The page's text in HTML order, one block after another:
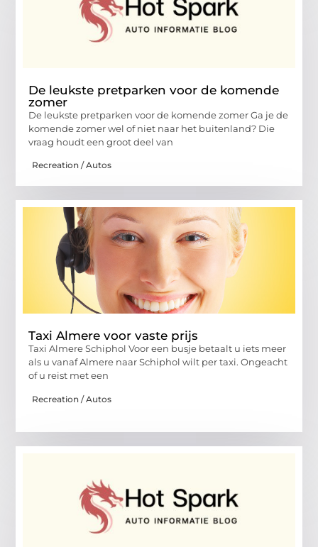
De leukste pretparken voor de komende
zomer
De leukste pretparken voor de komende zomer Ga je de
komende zomer wel of niet naar het buitenland? Die
vraag houdt een groot deel van
Recreation / Autos
Taxi Almere voor vaste prijs
Taxi Almere Schiphol Voor een busje betaalt u iets meer
als u vanaf Almere naar Schiphol wilt per taxi. Ongeacht
of u reist met een
Recreation / Autos